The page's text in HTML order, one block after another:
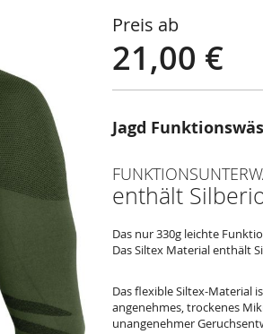
Preis ab
21,00 €
Jagd
enthält
Das nur 330g leichte
Das Siltex Material enthält
Das flexible Siltex-Material
angenehmes, trockenes
unangenehmer